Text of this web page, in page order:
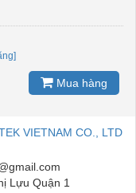
Mua hàng
VIETNAM CO., LTD
Lựu Quận 1